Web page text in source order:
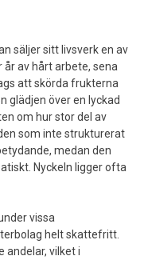
säljer sitt livsverk en av
av hårt arbete, sena
att skörda frukterna
glädjen över en lyckad
om hur stor del av
som inte strukturerat
medan den
Nyckeln ligger ofta
vissa
helt skattefritt.
andelar, vilket i